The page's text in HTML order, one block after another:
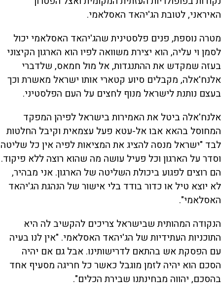
האיראני, לטובת הג'יהאד האסלאמי.
מטרה נוספת, פנים פלסטינית שהג'יהאד האסלאמי יכול
לסמן וי עליה, הוא יצירת משוואה לפיו הוא הארגון הקיצוני
בעזה שמקדש את ההתנגדות, אל מול חמאס, שלדברי
אלנח'אלה, מקבלים סיוע קטארי אותו ישראל מאשרת וכך
בעצם נותנת לישראל מנוף לחצים על העם הפלסטיני.
אלנח'אלה ביטל את האמירות בישראל לפיהן המפקד
המחוסל בהאא אבו אל-עטא פעל עצמאית וקיבל החלטות
לבד "ישראל מנסה להציג את המציאות לפיה אין כל שליטה
וסדר על הארגון וכל פעיל עושה מה שהוא רוצה ללא פיקוד.
הם רוצים לפגוע ביכולת השליטה של הארגון. אני מבהיר,
לא יוצא טיל או כדור בודד בלי אישור של הנהגת הג'יהאד
האסלאמי".
הנקודה המהותית שבישראל צריכים להקשיב לה היא
התוכניות העתידיות של הג'יהאד האסלאמי. "אין לנו בעיה
עם הפסקת אש בהתאם לדרישותינו. אבל גם אם יהיה
הסכם הוא יהיה לזמן מוגבל כאשר כל חריגה מסעיף אחד
בהסכם, יהווה מבחינתנו שבירת הכלים".